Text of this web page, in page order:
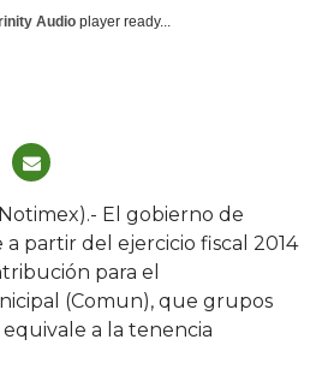
Audio player ready...
El gobierno de
partir del ejercicio fiscal 2014
para el
(Comun), que grupos
a la tenencia